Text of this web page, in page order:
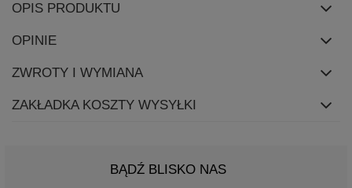
OPIS PRODUKTU
OPINIE
ZWROTY I WYMIANA
ZAKŁADKA KOSZTY WYSYŁKI
BĄDŹ BLISKO NAS